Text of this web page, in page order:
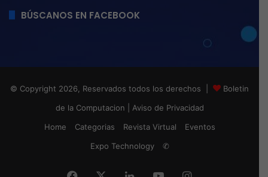
BÚSCANOS EN FACEBOOK
© Copyright 2026, Reservados todos los derechos |
Boletin
de la Computacion
Aviso de Privacidad
Home
Categorias Revista Virtual
Eventos
Expo Technology
✆